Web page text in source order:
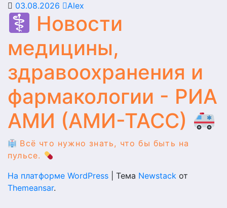
03.08.2026 Alex
Новости
медицины,
здравоохранения и
фармакологии - РИА
АМИ (АМИ-ТАСС)
Всё что нужно знать, что бы быть на
пульсе.
На платформе WordPress
Тема Newstack от
Themeansar.